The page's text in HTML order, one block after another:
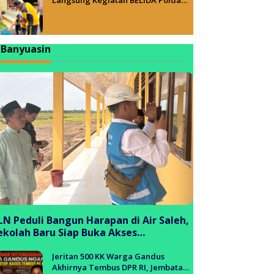
Banyuasin
Peduli Bangun Harapan di Air Saleh,
Baru Siap Buka Akses
Jeritan 500 KK Warga Gandus
Akhirnya Tembus DPR RI, Jembatan